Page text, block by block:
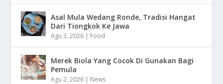
Asal Mula Wedang Ronde, Tradisi Hangat
Dari Tiongkok Ke Jawa
Agu 3, 2026 | Food
Merek Biola Yang Cocok Di Gunakan Bagi
Pemula
Agu 2, 2026 | News